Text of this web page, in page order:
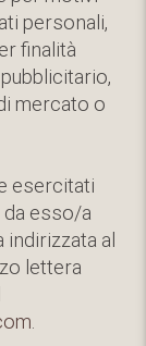
personali,
finalità
mercato o
esercitati
da esso/a
al
lettera
.